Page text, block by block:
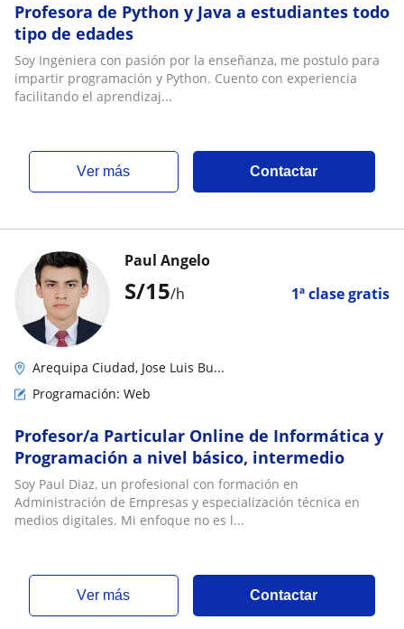
Profesora de Python y Java a estudiantes todo
tipo de edades
Soy Ingeniera con pasión por la enseñanza, me postulo para
impartir programación y Python. Cuento con experiencia
facilitando el aprendizaj...
ver más Contactar
S/15/h 1ª clase gratis
Paul Angelo
Arequipa Ciudad, Jose Luis Bu...
Programación: Web
Profesor/a Particular Online de Informática y
Programación a nivel básico, intermedio
Soy Paul Diaz, un profesional con formación en
Administración de Empresas y especialización técnica en
medios digitales. Mi enfoque no es l...
ver más Contactar